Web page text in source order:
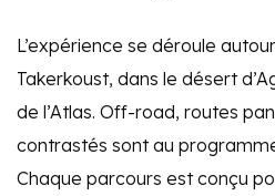
L’expérience se déroule
Takerkoust, dans le désert
de l’Atlas. Off-road, routes
contrastés sont au
Chaque parcours est conçu